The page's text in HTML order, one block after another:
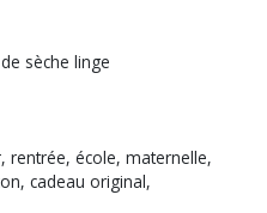
sèche linge
rentrée, école, maternelle,
cadeau original,